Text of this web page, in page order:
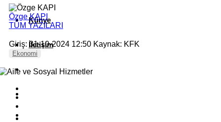
Künye
İletişim
Özge KAPI
TÜM YAZILARI
Giriş: 31-10-2024 12:50 Kaynak: KFK
Ekonomi